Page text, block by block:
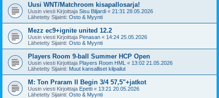
Uusi WNT/Matchroom kisapallosarja!
Uusin viesti Kirjoittaja Sisu Biljardi « 21:31 28.05.2026
Lähetetty Sijainti: Osto & Myynti
Mezz ec9+ignite united 12.2
Uusin viesti Kirjoittaja Penasan « 14:24 25.05.2026
Lähetetty Sijainti: Osto & Myynti
Players Room 9-ball Summer HCP Open
Uusin viesti Kirjoittaja Players Room HML « 13:02 21.05.2026
Lähetetty Sijainti: Muut kansalliset kilpailut
M: Ton Praram II Begin 3/4 57,5"+jatkot
Uusin viesti Kirjoittaja Epetti « 13:21 20.05.2026
Lähetetty Sijainti: Osto & Myynti